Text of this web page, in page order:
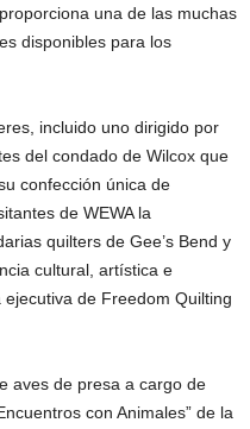
una de las muchas
disponibles para los
incluido uno dirigido por
del condado de Wilcox que
confección única de
de WEWA la
quilters de Gee’s Bend y
cultural, artística e
ejecutiva de Freedom Quilting
aves de presa a cargo de
con Animales” de la